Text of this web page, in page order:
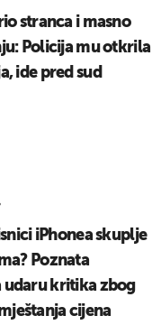
stranca i masno
Policija mu otkrila
ide pred sud
iPhonea skuplje
Poznata
udaru kritika zbog
cijena